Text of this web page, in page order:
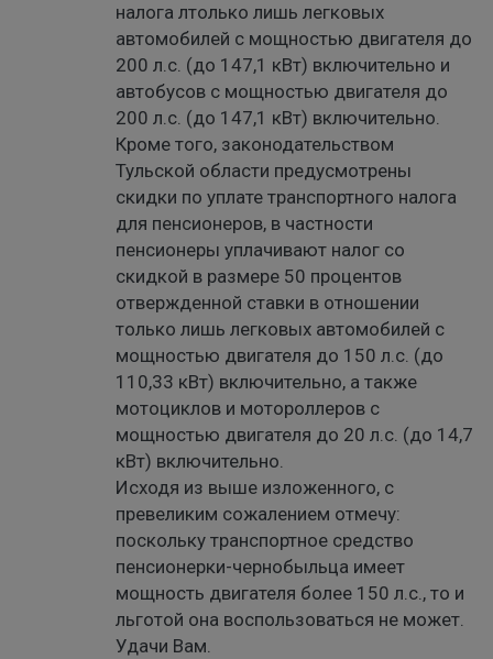
налога лтолько лишь легковых
автомобилей с мощностью двигателя до
200 л.с. (до 147,1 кВт) включительно и
автобусов с мощностью двигателя до
200 л.с. (до 147,1 кВт) включительно.
Кроме того, законодательством
Тульской области предусмотрены
скидки по уплате транспортного налога
для пенсионеров, в частности
пенсионеры уплачивают налог со
скидкой в размере 50 процентов
отвержденной ставки в отношении
только лишь легковых автомобилей с
мощностью двигателя до 150 л.с. (до
110,33 кВт) включительно, а также
мотоциклов и мотороллеров с
мощностью двигателя до 20 л.с. (до 14,7
кВт) включительно.
Исходя из выше изложенного, с
превеликим сожалением отмечу:
поскольку транспортное средство
пенсионерки-чернобыльца имеет
мощность двигателя более 150 л.с., то и
льготой она воспользоваться не может.
Удачи Вам.